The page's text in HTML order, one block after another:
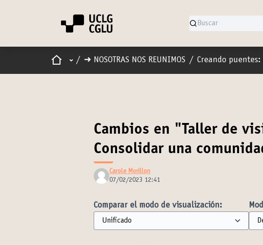
InicioMenú principal
/ ➜ NOSOTRAS NOS REUNIMOS / Creando
Cambios en "Taller de
Consolidar una
Carole Morillon
07/02/2023 12:41
Comparar el modo de visualización: